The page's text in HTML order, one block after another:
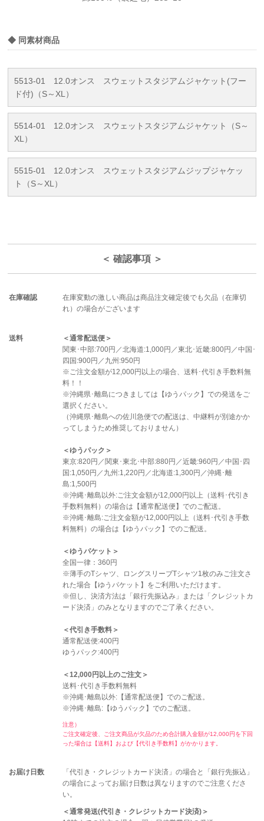
◆ 同素材商品
5513-01 12.0オンス スウェットスタジアムジャケット(フー
ド付)（S～XL）
5514-01 12.0オンス スウェットスタジアムジャケット（S～
XL）
5515-01 12.0オンス スウェットスタジアムジップジャケッ
ト（S～XL）
＜ 確認事項 ＞
在庫確認
在庫変動の激しい商品は商品注文確定後でも欠品（在庫切
れ）の場合がございます
送料
＜通常配送便＞
関東･中部:700円／北海道:1,000円／東北･近畿:800円／中国･
四国:900円／九州:950円
※ご注文金額が12,000円以上の場合、送料･代引き手数料無
料！！
※沖縄県･離島につきましては【ゆうパック】での発送をご
選択ください。
（沖縄県･離島への佐川急便での配送は、中継料が別途かか
ってしまうため推奨しておりません）
＜ゆうパック＞
東京:820円／関東･東北･中部:880円／近畿:960円／中国･四
国:1,050円／九州:1,220円／北海道:1,300円／沖縄･離
島:1,500円
※沖縄･離島以外:ご注文金額が12,000円以上（送料･代引き
手数料無料）の場合は【通常配送便】でのご配送。
※沖縄･離島:ご注文金額が12,000円以上（送料･代引き手数
料無料）の場合は【ゆうパック】でのご配送。
＜ゆうパケット＞
全国一律：360円
※薄手のTシャツ、ロングスリーブTシャツ1枚のみご注文さ
れた場合【ゆうパケット】をご利用いただけます。
※但し、決済方法は「銀行先振込み」または「クレジットカ
ード決済」のみとなりますのでご了承ください。
＜代引き手数料＞
通常配送便:400円
ゆうパック:400円
＜12,000円以上のご注文＞
送料･代引き手数料無料
※沖縄･離島以外:【通常配送便】でのご配送。
※沖縄･離島:【ゆうパック】でのご配送。
注意）
ご注文確定後、ご注文商品が欠品のため合計購入金額が12,000円を下回
った場合は【送料】および【代引き手数料】がかかります。
お届け日数
「代引き・クレジットカード決済」の場合と「銀行先振込」
の場合によってお届け日数は異なりますのでご注意くださ
い。
＜通常発送(代引き・クレジットカード決済)＞